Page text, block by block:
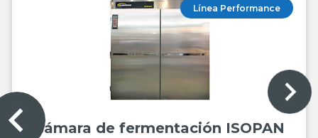
Línea Performance
Cámara de fermentación ISOPAN